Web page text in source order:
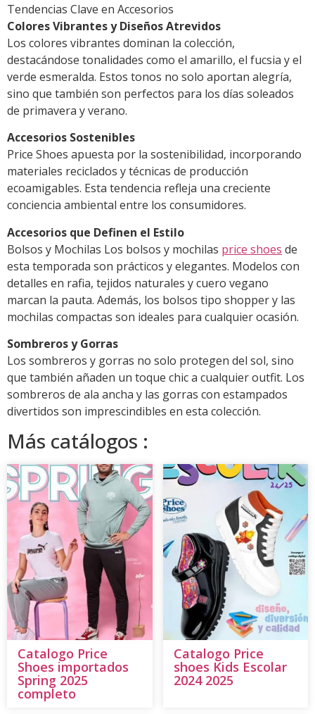
Tendencias Clave en Accesorios
Colores Vibrantes y Diseños Atrevidos
Los colores vibrantes dominan la colección,
destacándose tonalidades como el amarillo, el fucsia y el
verde esmeralda. Estos tonos no solo aportan alegría,
sino que también son perfectos para los días soleados
de primavera y verano.
Accesorios Sostenibles
Price Shoes apuesta por la sostenibilidad, incorporando
materiales reciclados y técnicas de producción
ecoamigables. Esta tendencia refleja una creciente
conciencia ambiental entre los consumidores.
Accesorios que Definen el Estilo
Bolsos y Mochilas Los bolsos y mochilas price shoes de
esta temporada son prácticos y elegantes. Modelos con
detalles en rafia, tejidos naturales y cuero vegano
marcan la pauta. Además, los bolsos tipo shopper y las
mochilas compactas son ideales para cualquier ocasión.
Sombreros y Gorras
Los sombreros y gorras no solo protegen del sol, sino
que también añaden un toque chic a cualquier outfit. Los
sombreros de ala ancha y las gorras con estampados
divertidos son imprescindibles en esta colección.
Más catálogos :
Catalogo Price
Shoes importados
Spring 2025
completo
Catalogo Price
shoes Kids Escolar
2024 2025